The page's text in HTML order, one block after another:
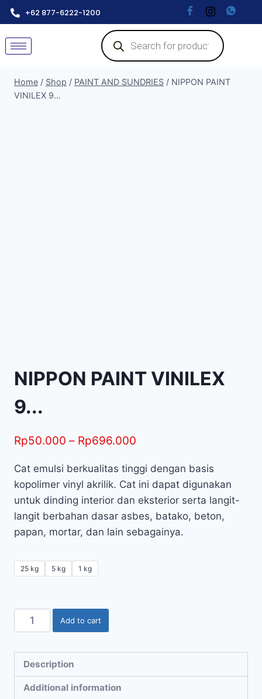
+62 877-6222-1200
Home / Shop / PAINT AND SUNDRIES / NIPPON PAINT
VINILEX 9...
NIPPON PAINT VINILEX
9...
Rp50.000 – Rp696.000
Cat emulsi berkualitas tinggi dengan basis
kopolimer vinyl akrilik. Cat ini dapat digunakan
untuk dinding interior dan eksterior serta langit-
langit berbahan dasar asbes, batako, beton,
papan, mortar, dan lain sebagainya.
25 kg 5 kg 1 kg
Add to cart
Description
Additional information